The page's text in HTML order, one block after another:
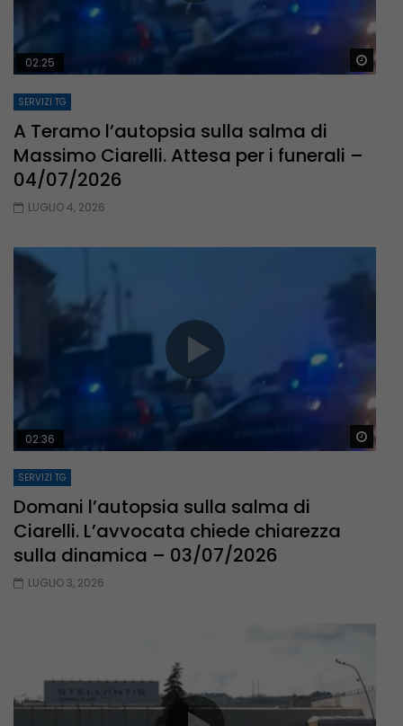
02:25
SERVIZI TG
A Teramo l’autopsia sulla salma di
Massimo Ciarelli. Attesa per i funerali –
04/07/2026
LUGLIO 4, 2026
02:36
SERVIZI TG
Domani l’autopsia sulla salma di
Ciarelli. L’avvocata chiede chiarezza
sulla dinamica – 03/07/2026
LUGLIO 3, 2026